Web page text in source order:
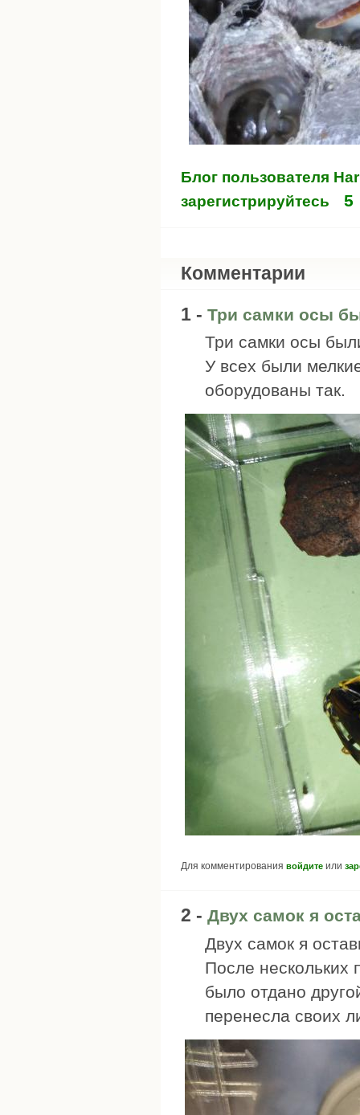
Блог пользователя
зарегистрируйтесь
5
Комментарии
1 - Три самки осы
Три самки осы
У всех были
оборудованы так.
Для комментирования войдите или
2 - Двух самок я
Двух самок я
После нескольких
было отдано
перенесла своих